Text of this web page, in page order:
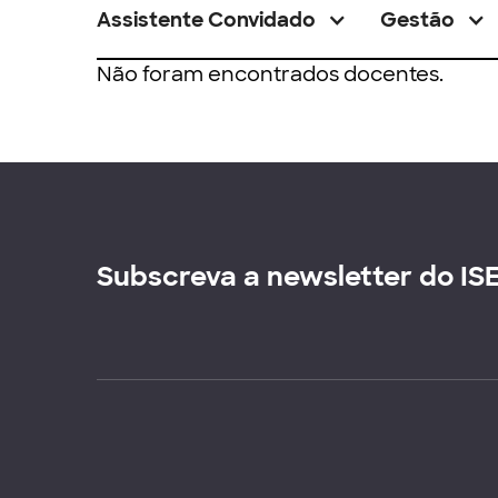
Assistente Convidado Gestão
Não foram encontrados docentes.
Subscreva a newsletter do